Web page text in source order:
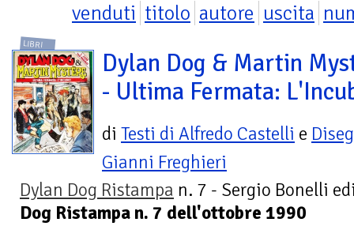
venduti titolo autore uscita
LIBRI
Dylan Dog & Martin
- Ultima Fermata:
di Testi di Alfredo Castelli e
Gianni Freghieri
Dylan Dog Ristampa n. 7 - Sergio Bonelli
Dog Ristampa n. 7 dell'ottobre 1990